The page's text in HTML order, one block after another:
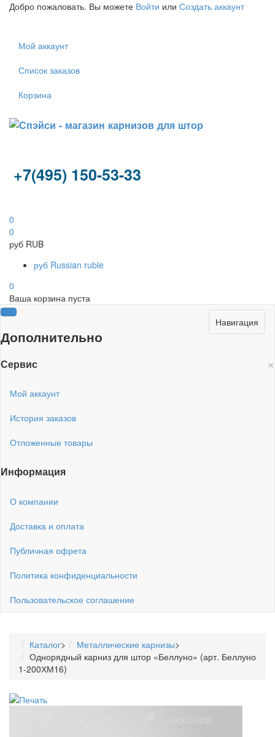
Добро пожаловать. Вы можете Войти или Создать аккаунт
Мой аккаунт
Список заказов
Корзина
+7(495) 150-53-33
0
0
руб RUB
руб Russian ruble
0
Ваша корзина пуста
Навигация
Дополнительно
×
Сервис
Мой аккаунт
История заказов
Отложенные товары
Информация
О компании
Доставка и оплата
Публичная офрета
Политика конфиденциальности
Пользовательское соглашение
Каталог> Металлические карнизы>
Однорядный карниз для штор «Беллуно» (арт. Беллуно
1-200ХМ16)